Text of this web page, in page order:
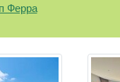
Ферра